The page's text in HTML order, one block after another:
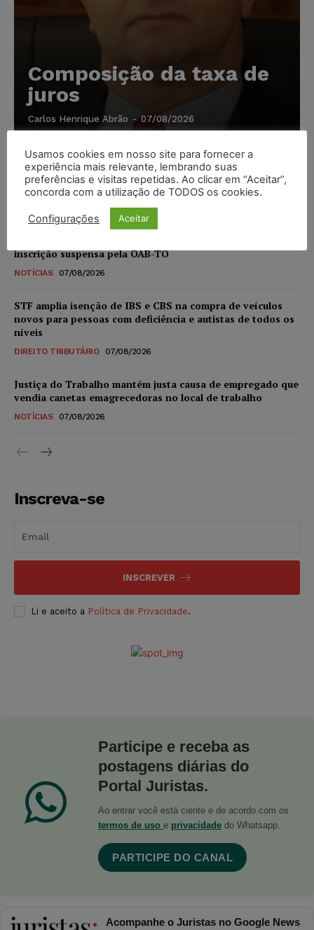
Composição da taxa de
juros
Carlos Henrique Abrão - 07/08/2026
Meta é alvo de denúncia após anúncios com conteúdo
sexual infantil gerado por IA circularem em suas
plataformas
inscrição suspensa pela OAB-TO
NOTÍCIAS 07/08/2026
STF amplia isenção de IBS e CBS na compra de veículos
novos para pessoas com deficiência e autistas de todos os
níveis
DIREITO TRIBUTÁRIO 07/08/2026
Justiça do Trabalho mantém justa causa de empregado que
vendia canetas emagrecedoras no local de trabalho
NOTÍCIAS 07/08/2026
Inscreva-se
INSCREVER
Li e aceito a Política de Privacidade.
Participe e receba as
postagens diárias do
Portal Juristas.
Ao entrar você está ciente e de acordo com os
termos de uso e privacidade do Whatsapp.
PARTICIPE DO CANAL
Acompanhe o Juristas no Google News
Usamos cookies em nosso site para fornecer a
experiência mais relevante, lembrando suas
preferências e visitas repetidas. Ao clicar em “Aceitar”,
concorda com a utilização de TODOS os cookies.
Configurações Aceitar